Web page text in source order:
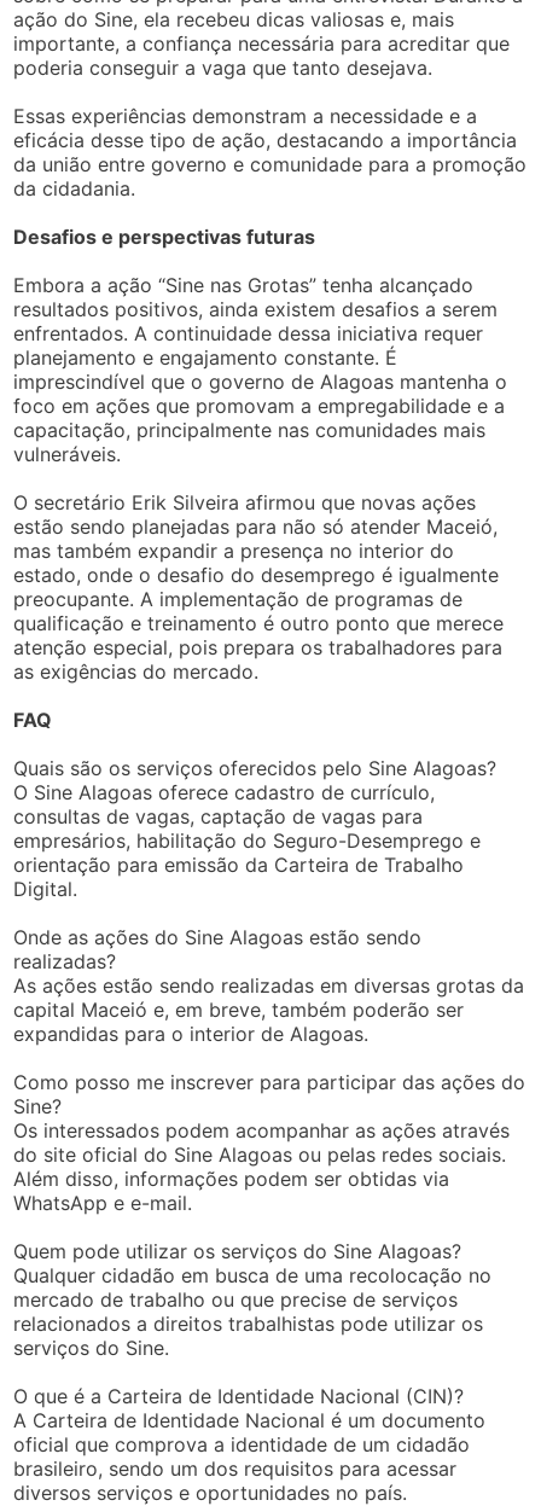
ação do Sine, ela recebeu dicas valiosas e, mais
importante, a confiança necessária para acreditar que
poderia conseguir a vaga que tanto desejava.
Essas experiências demonstram a necessidade e a
eficácia desse tipo de ação, destacando a importância
da união entre governo e comunidade para a promoção
da cidadania.
Desafios e perspectivas futuras
Embora a ação “Sine nas Grotas” tenha alcançado
resultados positivos, ainda existem desafios a serem
enfrentados. A continuidade dessa iniciativa requer
planejamento e engajamento constante. É
imprescindível que o governo de Alagoas mantenha o
foco em ações que promovam a empregabilidade e a
capacitação, principalmente nas comunidades mais
vulneráveis.
O secretário Erik Silveira afirmou que novas ações
estão sendo planejadas para não só atender Maceió,
mas também expandir a presença no interior do
estado, onde o desafio do desemprego é igualmente
preocupante. A implementação de programas de
qualificação e treinamento é outro ponto que merece
atenção especial, pois prepara os trabalhadores para
as exigências do mercado.
FAQ
Quais são os serviços oferecidos pelo Sine Alagoas?
O Sine Alagoas oferece cadastro de currículo,
consultas de vagas, captação de vagas para
empresários, habilitação do Seguro-Desemprego e
orientação para emissão da Carteira de Trabalho
Digital.
Onde as ações do Sine Alagoas estão sendo
realizadas?
As ações estão sendo realizadas em diversas grotas da
capital Maceió e, em breve, também poderão ser
expandidas para o interior de Alagoas.
Como posso me inscrever para participar das ações do
Sine?
Os interessados podem acompanhar as ações através
do site oficial do Sine Alagoas ou pelas redes sociais.
Além disso, informações podem ser obtidas via
WhatsApp e e-mail.
Quem pode utilizar os serviços do Sine Alagoas?
Qualquer cidadão em busca de uma recolocação no
mercado de trabalho ou que precise de serviços
relacionados a direitos trabalhistas pode utilizar os
serviços do Sine.
O que é a Carteira de Identidade Nacional (CIN)?
A Carteira de Identidade Nacional é um documento
oficial que comprova a identidade de um cidadão
brasileiro, sendo um dos requisitos para acessar
diversos serviços e oportunidades no país.